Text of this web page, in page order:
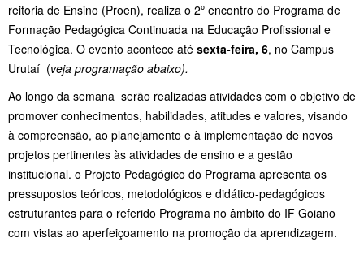
reitoria de Ensino (Proen), realiza o 2º encontro do Programa de
Formação Pedagógica Continuada na Educação Profissional e
Tecnológica. O evento acontece até sexta-feira, 6, no Campus
Urutaí (veja programação abaixo).
Ao longo da semana serão realizadas atividades com o objetivo de
promover conhecimentos, habilidades, atitudes e valores, visando
à compreensão, ao planejamento e à implementação de novos
projetos pertinentes às atividades de ensino e a gestão
institucional. o Projeto Pedagógico do Programa apresenta os
pressupostos teóricos, metodológicos e didático-pedagógicos
estruturantes para o referido Programa no âmbito do IF Goiano
com vistas ao aperfeiçoamento na promoção da aprendizagem.